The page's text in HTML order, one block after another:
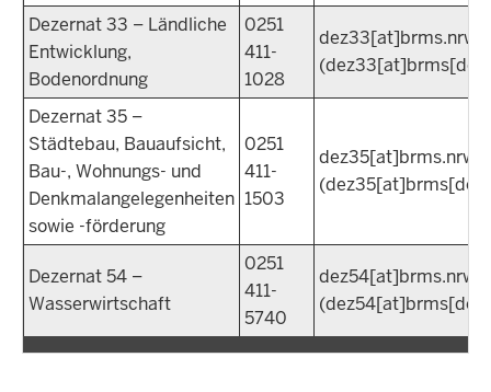
Dezernat 33 – Ländliche
Entwicklung,
Bodenordnung
0251
411-
1028
dez33[at]
Dezernat 35 –
Städtebau, Bauaufsicht,
Bau-, Wohnungs- und
Denkmalangelegenheiten
sowie -förderung
0251
411-
1503
dez35[at]
Dezernat 54 –
Wasserwirtschaft
0251
411-
5740
dez54[at]